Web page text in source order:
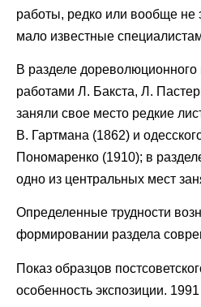
работы, редко или вообще не
мало известные
В разделе дореволюционного
работами Л. Бакста, Л.
заняли свое место редкие
В. Гартмана (1862) и
Пономаренко (1910); в
одно из центральных мест
Определенные трудности
формировании раздела
Показ образцов
особенность экспозиции.